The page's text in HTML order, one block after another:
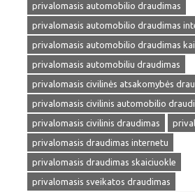
privalomasis automobilio draudimas
privalomasis automobilio draudimas
privalomasis automobilio draudimas
privalomasis automobiliu draudimas
privalomasis civilinės atsakomybės
privalomasis civilinis automobilio
privalomasis civilinis draudimas
privalomasis draudimas internetu
privalomasis draudimas skaiciuokle
privalomasis sveikatos draudimas